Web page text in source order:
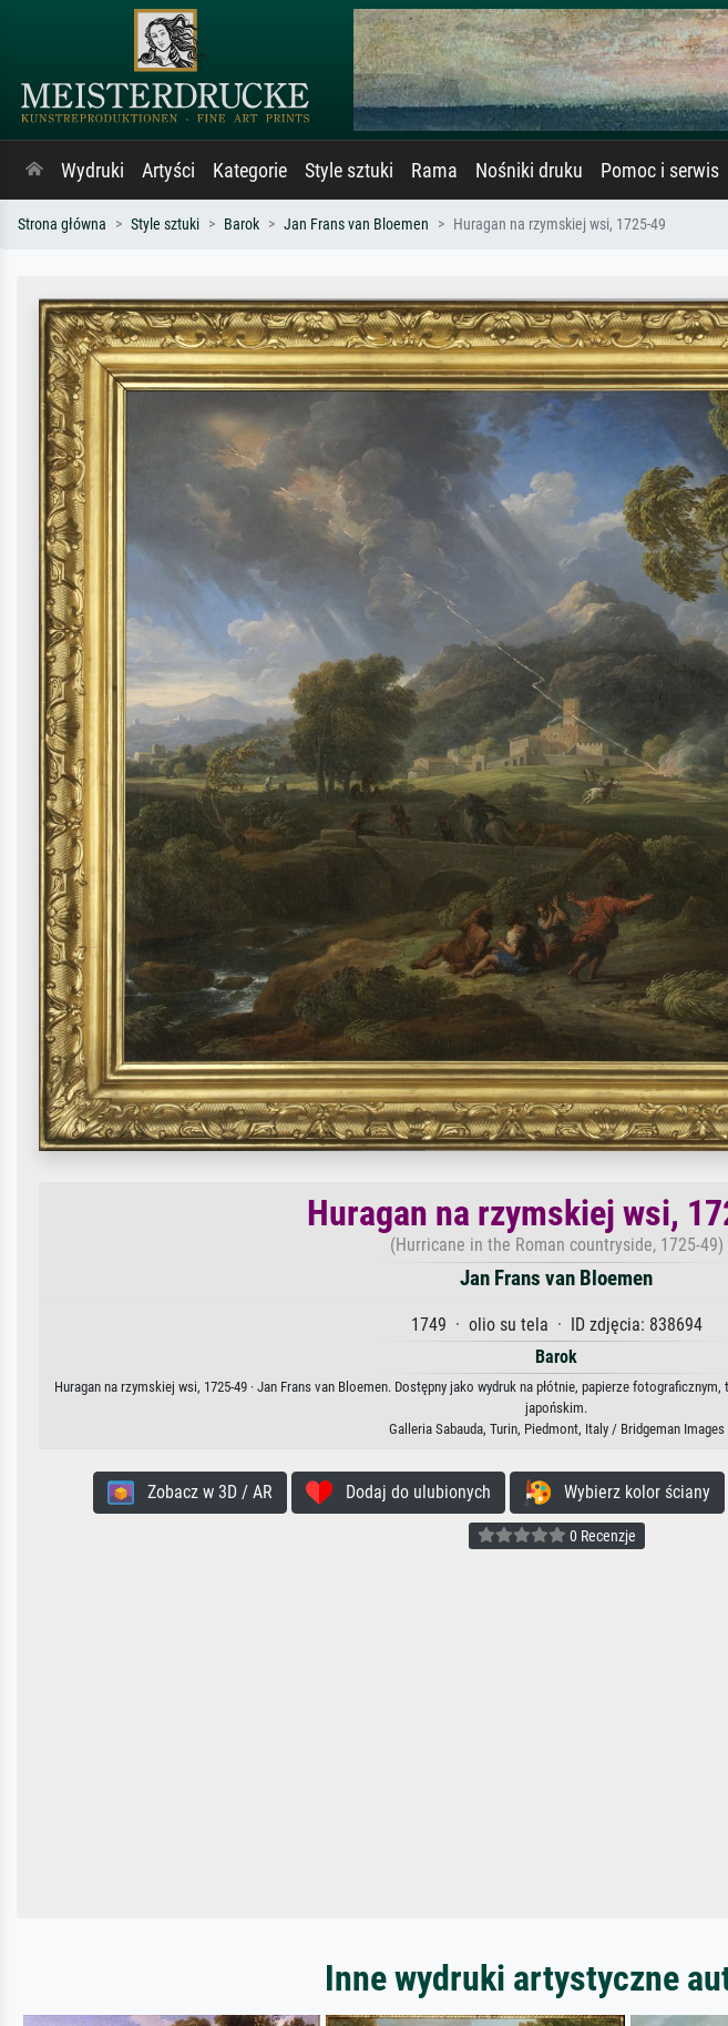
Wydruki Artyści Kategorie Style sztuki Rama Nośniki druku Pomoc i serwis
Strona główna Style sztuki Barok Jan Frans van Bloemen Huragan na rzymskiej wsi, 1725-49
Huragan na rzymskiej wsi,
(Hurricane in the Roman countryside, 1725-49)
Jan Frans van Bloemen
1749 · olio su tela · ID zdjęcia: 838694
Barok
Huragan na rzymskiej wsi, 1725-49 · Jan Frans van Bloemen. Dostępny jako wydruk na płótnie, papierze
japońskim.
Galleria Sabauda, Turin, Piedmont, Italy / Bridgeman Images
Zobacz w 3D / AR Dodaj do ulubionych Wybierz kolor ściany
0 Recenzje
Inne wydruki artystyczne